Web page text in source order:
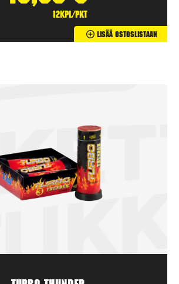
12kpl/pkt
Lisää Ostoslistaan